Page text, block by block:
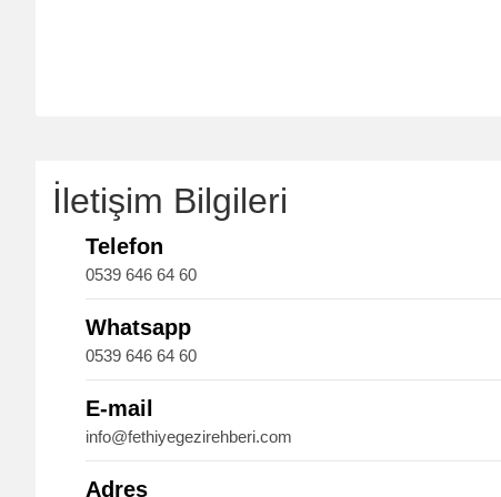
İletişim Bilgileri
Telefon
0539 646 64 60
Whatsapp
0539 646 64 60
E-mail
info@fethiyegezirehberi.com
Adres